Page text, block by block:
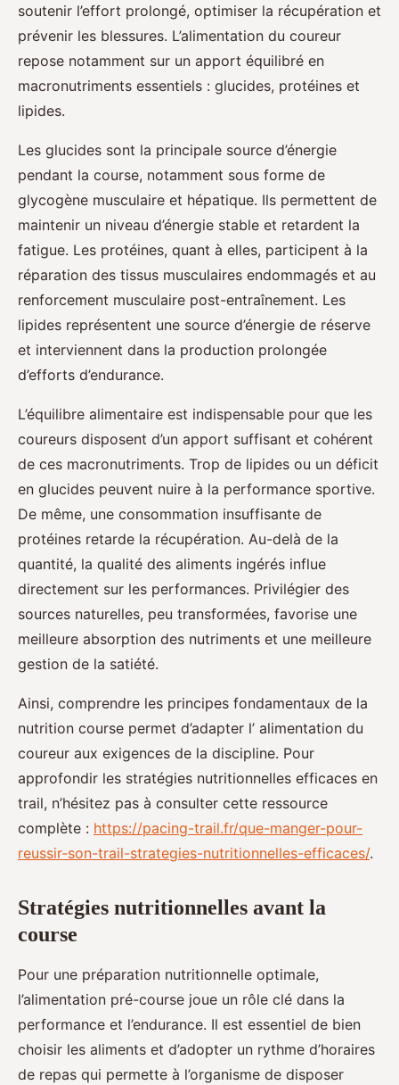
soutenir l’effort prolongé, optimiser la récupération et
prévenir les blessures. L’alimentation du coureur
repose notamment sur un apport équilibré en
macronutriments essentiels : glucides, protéines et
lipides.
Les glucides sont la principale source d’énergie
pendant la course, notamment sous forme de
glycogène musculaire et hépatique. Ils permettent de
maintenir un niveau d’énergie stable et retardent la
fatigue. Les protéines, quant à elles, participent à la
réparation des tissus musculaires endommagés et au
renforcement musculaire post-entraînement. Les
lipides représentent une source d’énergie de réserve
et interviennent dans la production prolongée
d’efforts d’endurance.
L’équilibre alimentaire est indispensable pour que les
coureurs disposent d’un apport suffisant et cohérent
de ces macronutriments. Trop de lipides ou un déficit
en glucides peuvent nuire à la performance sportive.
De même, une consommation insuffisante de
protéines retarde la récupération. Au-delà de la
quantité, la qualité des aliments ingérés influe
directement sur les performances. Privilégier des
sources naturelles, peu transformées, favorise une
meilleure absorption des nutriments et une meilleure
gestion de la satiété.
Ainsi, comprendre les principes fondamentaux de la
nutrition course permet d’adapter l’ alimentation du
coureur aux exigences de la discipline. Pour
approfondir les stratégies nutritionnelles efficaces en
trail, n’hésitez pas à consulter cette ressource
complète : https://pacing-trail.fr/que-manger-pour-
reussir-son-trail-strategies-nutritionnelles-efficaces/.
Stratégies nutritionnelles avant la
course
Pour une préparation nutritionnelle optimale,
l’alimentation pré-course joue un rôle clé dans la
performance et l’endurance. Il est essentiel de bien
choisir les aliments et d’adopter un rythme d’horaires
de repas qui permette à l’organisme de disposer